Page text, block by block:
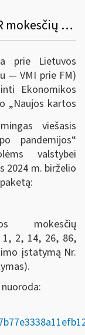
Informacinis pranešimas dėl LR mokesčių administravimo įstatymo ir kitų teisės aktų pakeitimo
prie Lietuvos
— VMI prie FM)
Ekonomikos
„Naujos kartos
viešasis
pandemijos“
valstybei
2024 m. birželio
mokesčių
2, 14, 26, 86,
įstatymą Nr.